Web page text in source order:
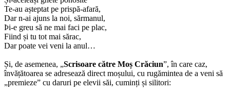
Te-au așteptat pe prispă-afară,
Dar n-ai ajuns la noi, sărmanul,
Þi-e greu să ne mai faci pe plac,
Fiind și tu tot mai sărac,
Dar poate vei veni la anul…
Și, de asemenea, „Scrisoare către Moș Crăciun”, în care caz,
învățătoarea se adresează direct moșului, cu rugămintea de a veni să
„premieze” cu daruri pe elevii săi, cuminți și silitori: